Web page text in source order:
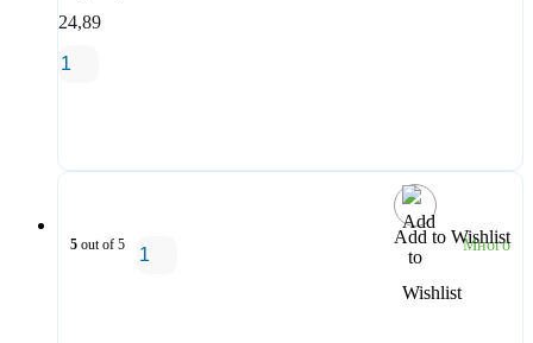
24,89
Add to Wishlist
5 out of 5 Много